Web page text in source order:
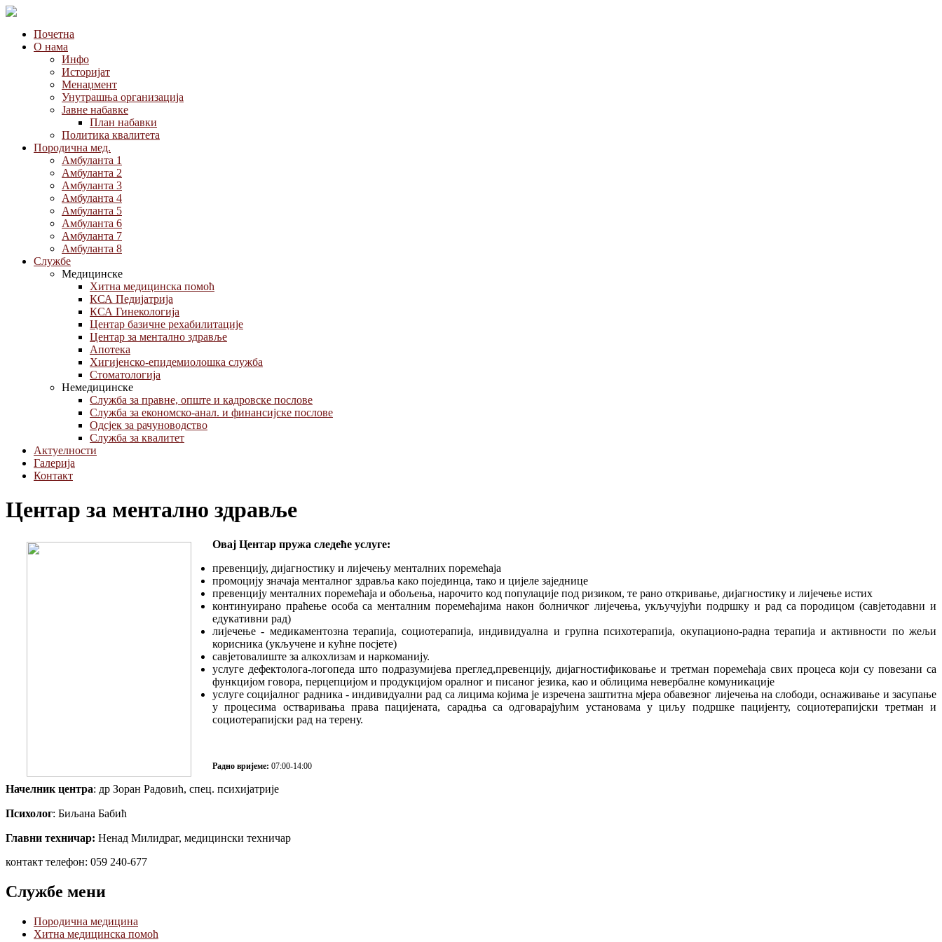
Почетна
О нама
Инфо
Историјат
Менаџмент
Унутрашња организација
Јавне набавке
План набавки
Политика квалитета
Породична мед.
Амбуланта 1
Амбуланта 2
Амбуланта 3
Амбуланта 4
Амбуланта 5
Амбуланта 6
Амбуланта 7
Амбуланта 8
Службе
Медицинске
Хитна медицинска помоћ
КСА Педијатрија
КСА Гинекологија
Центар базичне рехабилитације
Центар за ментално здравље
Aпотека
Хигијенско-епидемиолошка служба
Стоматологија
Немедицинске
Служба за правне, опште и кадровске послове
Служба за економско-анал. и финансијске послове
Одсјек за рачуноводство
Служба за квалитет
Актуелности
Галерија
Контакт
Центар за ментално здравље
Овај Центар пружа следеће услуге:
превенцију, дијагностику и лијечењу менталних поремећаја
промоцију значаја менталног здравља како појединца, тако и цијеле заједнице
превенцију менталних поремећаја и обољења, нарочито код популације под ризиком, те рано откривање, дијагностику и лијечење истих
континуирано праћење особа са менталним поремећајима након болничког лијечења, укључујући подршку и рад са породицом (савјетодавни и
едукативни рад)
лијечење - медикаментозна терапија, социотерапија, индивидуална и групна психотерапија, окупационо-радна терапија и активности по жељи
корисника (укључене и кућне посјете)
савјетовалиште за алкохлизам и наркоманију.
услуге дефектолога-логопеда што подразумијева преглед,превенцију, дијагностификовање и третман поремећаја свих процеса који су повезани са
функцијом говора, перцепцијом и продукцијом оралног и писаног језика, као и облицима невербалне комуникације
услуге социјалног радника - индивидуални рад са лицима којима је изречена заштитна мјера обавезног лијечења на слободи, оснаживање и засупање
у процесима остваривања права пацијената, сарадња са одговарајућим установама у циљу подршке пацијенту, социотерапијски третман и
социотерапијски рад на терену.
Радно вријеме: 07:00-14:00
Начелник центра: др Зоран Радовић, спец. психијатрије
Психолог: Биљана Бабић
Главни техничар: Ненад Милидраг, медицински техничар
контакт телефон: 059 240-677
Службе мени
Породична медицина
Хитна медицинска помоћ